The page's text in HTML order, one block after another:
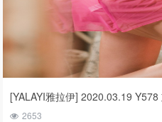
[YALAYI雅拉伊] 2020.03.19
2653